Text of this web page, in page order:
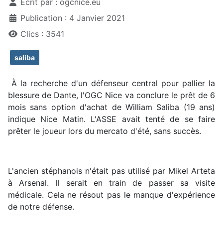
Écrit par : ogcnice.eu
Publication : 4 Janvier 2021
Clics : 3541
saliba
À la recherche d'un défenseur central pour pallier la
blessure de Dante, l'OGC Nice va conclure le prêt de 6
mois sans option d'achat de William Saliba (19 ans)
indique Nice Matin. L'ASSE avait tenté de se faire
prêter le joueur lors du mercato d'été, sans succès.
L'ancien stéphanois n'était pas utilisé par Mikel Arteta
à Arsenal. II serait en train de passer sa visite
médicale. Cela ne résout pas le manque d'expérience
de notre défense.